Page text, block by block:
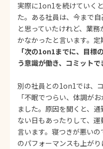
実際に1on1を続けていく
た。ある社員は、今まで
と思っていたけれど、業
かなかったと言います。定
「次の1on1までに、目標
う意識が働き、コミットで
別の社員との1on1では、
「不眠でつらい、体調が
ました。原因を聞くと、
ない日もあったりして、
言います。寝つきが悪い
のパフォーマンスも上が